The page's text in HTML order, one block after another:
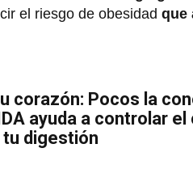
el riesgo de obesidad que
corazón: Pocos la
ayuda a controlar el
digestión